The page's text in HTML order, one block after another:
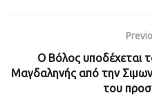
Ο Βόλος υποδέχεται
Μαγδαληνής από την
του